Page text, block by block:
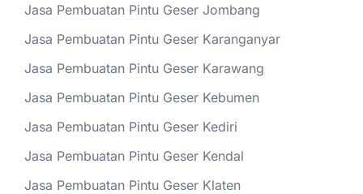
Jasa Pembuatan Pintu Geser Jombang
Jasa Pembuatan Pintu Geser Karanganyar
Jasa Pembuatan Pintu Geser Karawang
Jasa Pembuatan Pintu Geser Kebumen
Jasa Pembuatan Pintu Geser Kediri
Jasa Pembuatan Pintu Geser Kendal
Jasa Pembuatan Pintu Geser Klaten